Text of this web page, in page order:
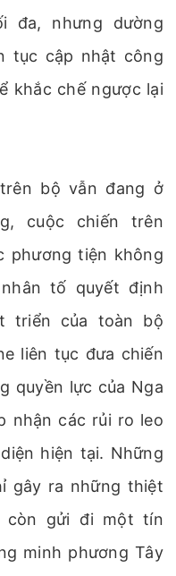
đa, nhưng dường
tục cập nhật công
khắc chế ngược lại
bộ vẫn đang ở
cuộc chiến trên
phương tiện không
tố quyết định
triển của toàn bộ
liên tục đưa chiến
quyền lực của Nga
nhận các rủi ro leo
hiện tại. Những
gây ra những thiệt
còn gửi đi một tín
minh phương Tây